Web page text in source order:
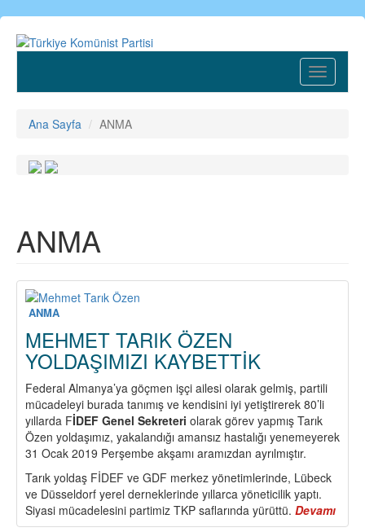
Ana
içeriğe
Toggle
Ana Sayfa ANMA
ANMA
ANMA
MEHMET TARIK ÖZEN
YOLDAŞIMIZI KAYBETTİK
Federal Almanya’ya göçmen işçi ailesi olarak gelmiş, partili
mücadeleyi burada tanımış ve kendisini iyi yetiştirerek 80’li
yıllarda FİDEF Genel Sekreteri olarak görev yapmış Tarık
Özen yoldaşımız, yakalandığı amansız hastalığı yenemeyerek
31 Ocak 2019 Perşembe akşamı aramızdan ayrılmıştır.
Tarık yoldaş FİDEF ve GDF merkez yönetimlerinde, Lübeck
ve Düsseldorf yerel derneklerinde yıllarca yöneticilik yaptı.
Siyasi mücadelesini partimiz TKP saflarında yürüttü. Devamı